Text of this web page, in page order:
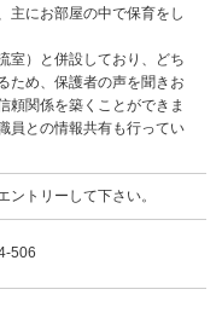
主にお部屋の中で保育をし
室）と併設しており、どち
ため、保護者の声を聞きお
頼関係を築くことができま
員との情報共有も行ってい
ントリーして下さい。
506